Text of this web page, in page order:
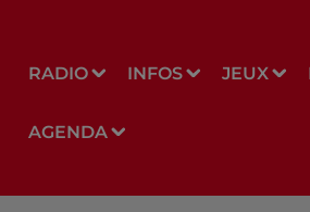
RADIO INFOS JEUX
AGENDA